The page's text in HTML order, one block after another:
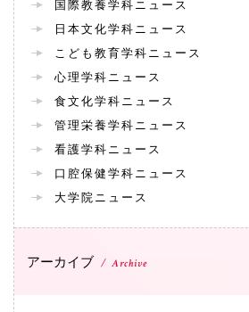
国際教養学科ニュース
日本文化学科ニュース
こども教育学科ニュース
心理学科ニュース
食文化学科ニュース
管理栄養学科ニュース
看護学科ニュース
口腔保健学科ニュース
大学院ニュース
アーカイブ Archive